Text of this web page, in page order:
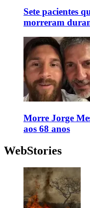
Sete pacientes
morreram
Morre Jorge
aos 68 anos
WebStories